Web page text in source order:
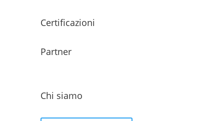
Certificazioni
Partner
Chi siamo